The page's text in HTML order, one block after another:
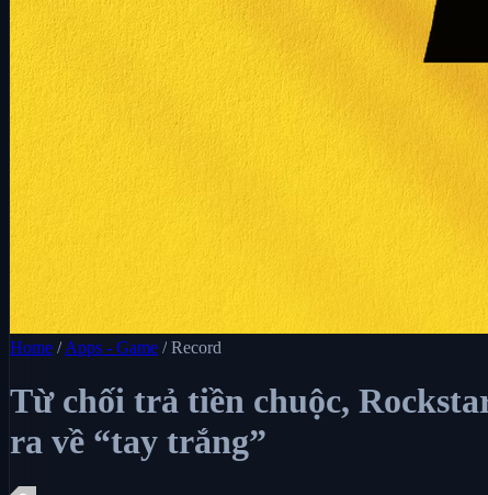
Home / Apps - Game / Record
Từ chối trả tiền chuộc,
ra về “tay trắng”